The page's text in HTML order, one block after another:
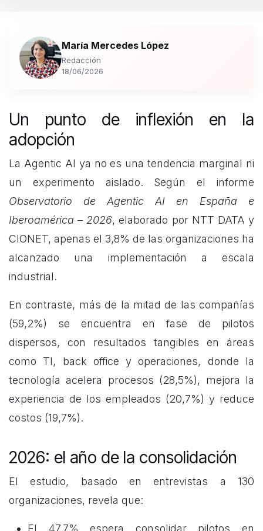
María Mercedes López
Redacción
18/06/2026
Un punto de inflexión en la
adopción
La Agentic AI ya no es una tendencia marginal ni
un experimento aislado. Según el informe
Observatorio de Agentic AI en España e
Iberoamérica – 2026, elaborado por NTT DATA y
CIONET, apenas el 3,8% de las organizaciones ha
alcanzado una implementación a escala
industrial.
En contraste, más de la mitad de las compañías
(59,2%) se encuentra en fase de pilotos
dispersos, con resultados tangibles en áreas
como TI, back office y operaciones, donde la
tecnología acelera procesos (28,5%), mejora la
experiencia de los empleados (20,7%) y reduce
costos (19,7%).
2026: el año de la consolidación
El estudio, basado en entrevistas a 130
organizaciones, revela que:
El 47,7% espera consolidar pilotos en